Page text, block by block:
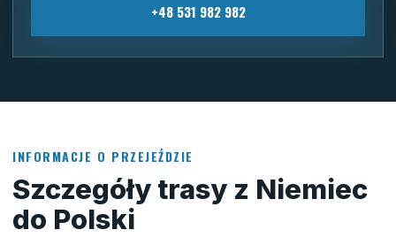
+48 531 982 982
INFORMACJE O PRZEJEŹDZIE
Szczegóły trasy z Niemiec
do Polski